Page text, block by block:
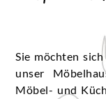
Sie möchten
unser
Möbel- und